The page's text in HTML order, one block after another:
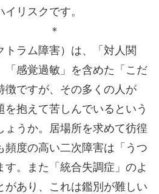
リスクです。
＊
トラム障害）は、「対人関
「感覚過敏」を含めた「こだ
徴ですが、その多くの人が
を抱えて苦しんでいるという
うか。居場所を求めて彷徨
頻度の高い二次障害は「うつ
。また「統合失調症」のよ
があり、これは鑑別が難しい